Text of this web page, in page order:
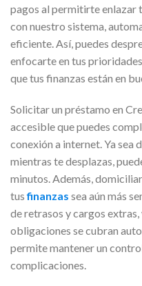
pagos al permitirte enlazar
con nuestro sistema,
eficiente. Así, puedes
enfocarte en tus
que tus finanzas están en
Solicitar un préstamo en
accesible que puedes
conexión a internet. Ya sea
mientras te desplazas,
minutos. Además,
tusfinanzas sea aún más
de retrasos y cargos
obligaciones se cubran
permite mantener un
complicaciones.